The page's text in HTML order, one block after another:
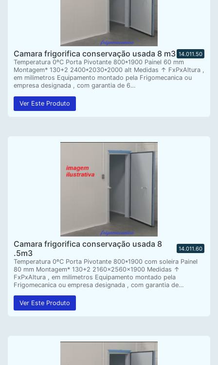
Camara frigorifica conservação usada 8 m3 14.011.50
Temperatura 0ºC Porta Pivotante 800*1900 Painel 60 mm
Montagem* 130+2 2400*2030*2000 alt Medidas ↑ FxPxAltura ,
em milimetros Equipamento montado pela Frigomecanica ou
empresa designada , com garantia de 6…
Ver Este Produto
Camara frigorifica conservação usada 8
.5m3
14.011.60
Temperatura 0ºC Porta Pivotante 800*1900 com soleira Painel
80 mm Montagem* 130+2 2160x2560x1900 Medidas ↑
FxPxAltura , em milimetros Equipamento montado pela
Frigomecanica ou empresa designada , com garantia de…
Ver Este Produto